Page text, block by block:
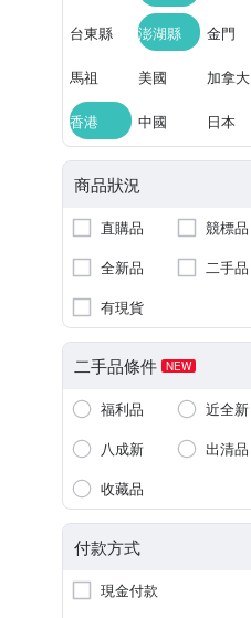
台東縣 澎湖縣 金門
馬祖 美國 加拿大
香港 中國 日本
商品狀況
直購品
競標品
全新品
二手品
有現貨
二手品條件 NEW
福利品
近全新
八成新
出清品
收藏品
付款方式
現金付款